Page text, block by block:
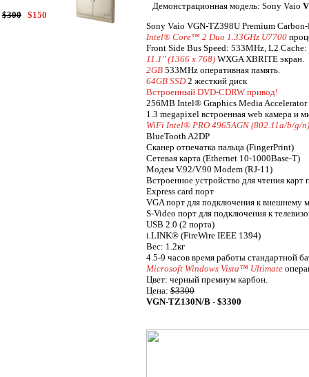
$300 $150
Демонстрационная модель: Sony Vaio
Sony Vaio VGN-TZ398U Premium
Intel® Core™ 2 Duo 1.33GHz U7700
Front Side Bus Speed: 533MHz, L2
11.1" (1366 x 768) WXGA XBRITE экран.
2GB 533MHz оперативная память.
64GB SSD2 жесткий диск
Встроенный DVD-CDRW привод!
256MB Intel® Graphics Media Accelerator
1.3 megapixel встроенная web камера и
WiFi Intel® PRO 4965AGN (802.11a/b/g/n)
BlueTooth A2DP
Сканер отпечатка пальца (FingerPrint)
Сетевая карта (Ethernet 10-1000Base-T)
Модем V.92/V.90 Modem (RJ-11)
Встроенное устройство для чтения
Express card порт
VGA порт для подключения к внешнему
S-Video порт для подключения к
USB 2.0 (2 порта)
i.LINK® (FireWire IEEE 1394)
Вес: 1.2кг
4.5-9 часов время работы стандартной
Microsoft Windows Vista™ Ultimate
Цвет: черный премиум карбон.
Цена: $3300
VGN-TZ130N/B - $3300